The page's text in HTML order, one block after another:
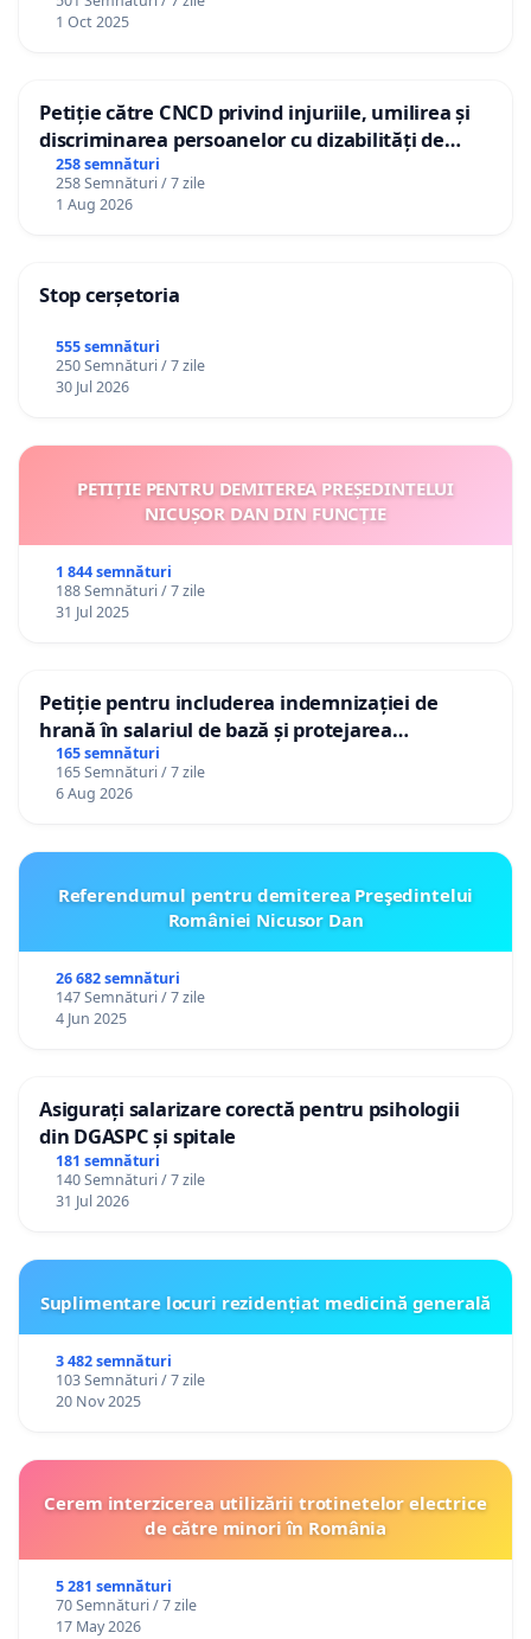
1 Oct 2025
Petiție către CNCD privind injuriile, umilirea și
discriminarea persoanelor cu dizabilități de
către utilizatorul TikTok „Gorici”
258 semnături
258 Semnături / 7 zile
1 Aug 2026
Stop cerșetoria
555 semnături
250 Semnături / 7 zile
30 Jul 2026
PETIȚIE PENTRU DEMITEREA PREȘEDINTELUI
NICUȘOR DAN DIN FUNCȚIE
1 844 semnături
188 Semnături / 7 zile
31 Jul 2025
Petiție pentru includerea indemnizației de
hrană în salariul de bază și protejarea
gradațiilor de vechime pentru asistenții
personali
165 semnături
165 Semnături / 7 zile
6 Aug 2026
Referendumul pentru demiterea Preşedintelui
României Nicusor Dan
26 682 semnături
147 Semnături / 7 zile
4 Jun 2025
Asigurați salarizare corectă pentru psihologii
din DGASPC și spitale
181 semnături
140 Semnături / 7 zile
31 Jul 2026
Suplimentare locuri rezidențiat medicină generală
3 482 semnături
103 Semnături / 7 zile
20 Nov 2025
Cerem interzicerea utilizării trotinetelor electrice
de către minori în România
5 281 semnături
70 Semnături / 7 zile
17 May 2026